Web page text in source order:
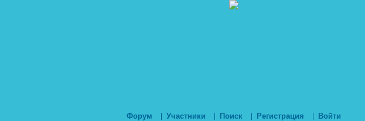
Форум Участники Поиск Регистрация Войти